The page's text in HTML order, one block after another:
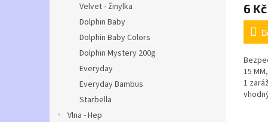
Velvet - žinylka
Dolphin Baby
Dolphin Baby Colors
Dolphin Mystery 200g
Everyday
Everyday Bambus
Starbella
Vlna - Hep
6 Kč
15
1